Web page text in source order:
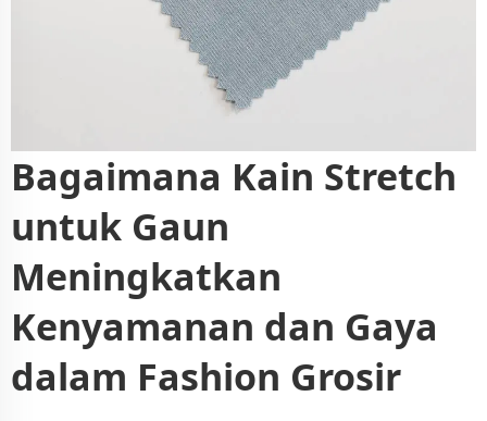
Bagaimana Kain Stretch
untuk Gaun
Meningkatkan
Kenyamanan dan Gaya
dalam Fashion Grosir